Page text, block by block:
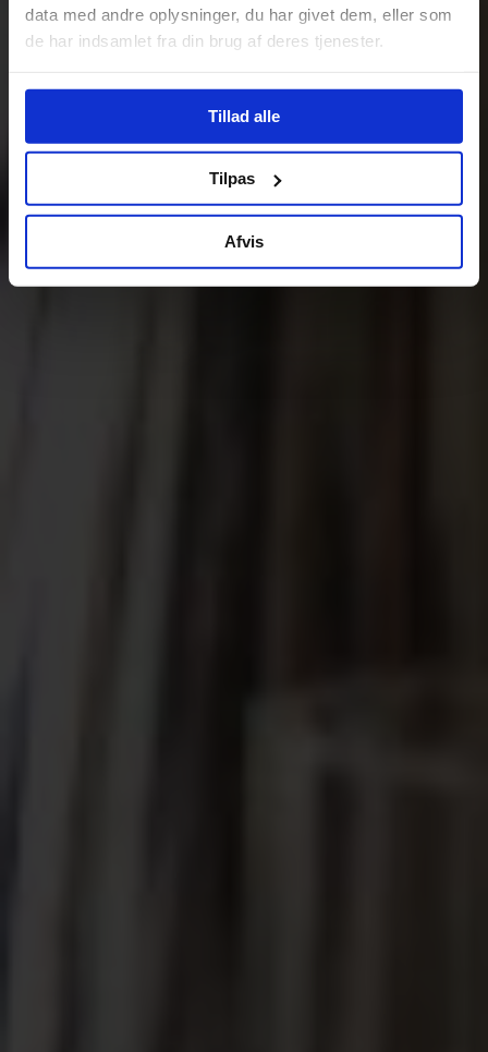
data med andre oplysninger, du har givet dem, eller som
de har indsamlet fra din brug af deres tjenester.
Tillad alle
Tilpas
Afvis